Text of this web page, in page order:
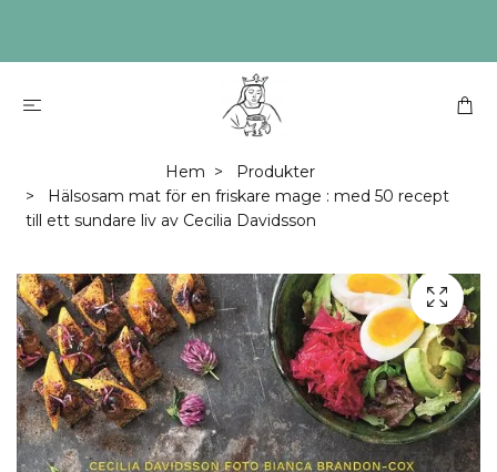
Hem
Produkter
Hälsosam mat för en friskare mage : med 50 recept
till ett sundare liv av Cecilia Davidsson